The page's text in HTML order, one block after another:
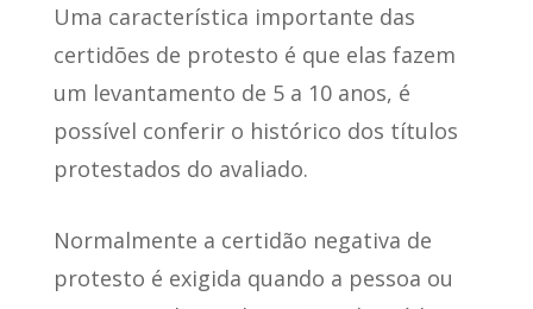
Uma característica importante das
certidões de protesto é que elas fazem
um levantamento de 5 a 10 anos, é
possível conferir o histórico dos títulos
protestados do avaliado.
Normalmente a certidão negativa de
protesto é exigida quando a pessoa ou